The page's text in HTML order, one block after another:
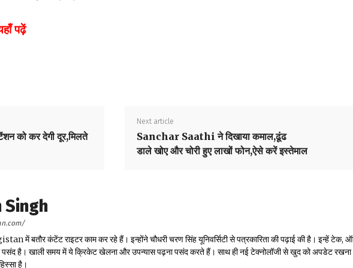
पढ़ें
को कर देगी दूर,मिलते
Next article
Sanchar Saathi ने दिखाया कमाल,ढूंढ
डाले खोए और चोरी हुए लाखों फोन,ऐसे करें इस्तेमाल
Singh
में बतौर कंटेंट राइटर काम कर रहे हैं। इन्होंने चौधरी चरण सिंह यूनिवर्सिटी से पत्रकारिता की पढ़ाई की है। इन्हें टेक,
पसंद है। खाली समय में ये क्रिकेट खेलना और उपन्यास पढ़ना पसंद करते हैं। साथ ही नई टेक्नोलॉजी से खुद को अपडेट रखना
है।